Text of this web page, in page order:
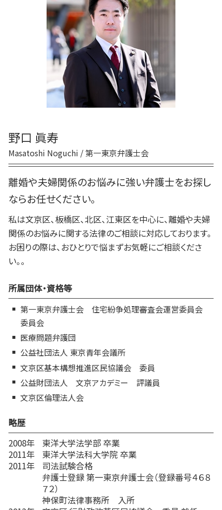
親権 父親 勝ち取る
審判離婚 期間
養育費 遅延損害金
婚姻費用 支払い 拒否
養育費 時効
離婚協議書 メリット
離婚 子供
離婚 裁判費用
野口 眞寿
Masatoshi Noguchi / 第一東京弁護士会
離婚や夫婦関係のお悩みに強い弁護士をお探し
ならお任せください。
私は文京区、板橋区、北区、江東区を中心に、離婚や夫婦
関係のお悩みに関する法律のご相談に対応しております。
お困りの際は、おひとりで悩まずお気軽にご相談くださ
い。。
所属団体・資格等
第一東京弁護士会 住宅紛争処理審査会運営委員会
委員会
医療問題弁護団
公益社団法人 東京青年会議所
文京区基本構想推進区民協議会 委員
公益財団法人 文京アカデミー 評議員
文京区倫理法人会
略歴
2008年
東洋大学法学部 卒業
2011年
東洋大学法科大学院 卒業
2011年
司法試験合格
弁護士登録 第一東京弁護士会（登録番号４６８
７２）
神保町法律事務所 入所